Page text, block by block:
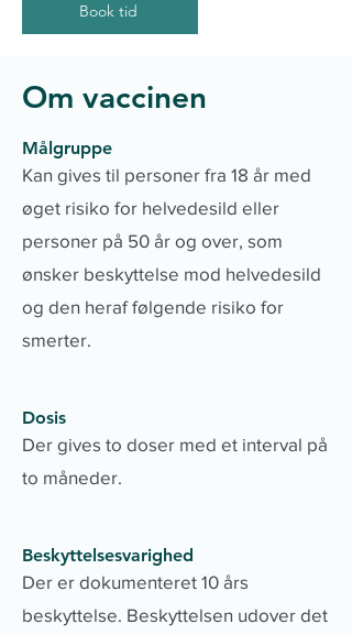
Book tid
Om vaccinen
Målgruppe
Kan gives til personer fra 18 år med
øget risiko for helvedesild eller
personer på 50 år og over, som
ønsker beskyttelse mod helvedesild
og den heraf følgende risiko for
smerter.
Dosis
Der gives to doser med et interval på
to måneder.
Beskyttelsesvarighed
Der er dokumenteret 10 års
beskyttelse. Beskyttelsen udover det